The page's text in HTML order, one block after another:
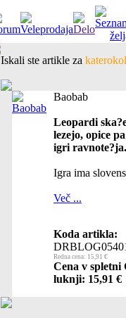
Iskali ste artikle za
Baobab
Leopardi
lezejo, opice
igri ravnote?ja.
Igra ima
Več ...
Koda artikla:
Redna cena: 15,91 €
Cena v spletni
luknji: 15,91 €